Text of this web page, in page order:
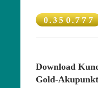
Download
Gold-